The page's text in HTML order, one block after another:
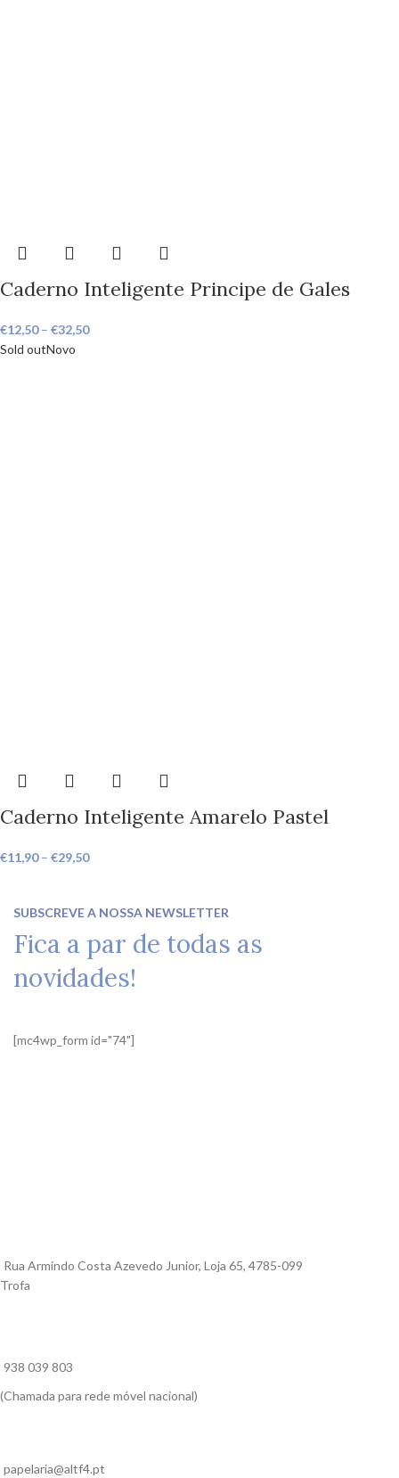
Caderno Inteligente Principe de Gales
€12,50 – €32,50
Sold outNovo
Caderno Inteligente Amarelo Pastel
€11,90 – €29,50
SUBSCREVE A NOSSA NEWSLETTER
Fica a par de todas as
novidades!
[mc4wp_form id="74"]
Rua Armindo Costa Azevedo Junior, Loja 65, 4785-099
Trofa
938 039 803
(Chamada para rede móvel nacional)
papelaria@altf4.pt